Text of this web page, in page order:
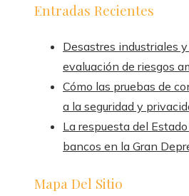
Entradas Recientes
Desastres industriales
evaluación de riesgos
Cómo las pruebas de
a la seguridad y
La respuesta del
bancos en la Gran
Mapa Del Sitio